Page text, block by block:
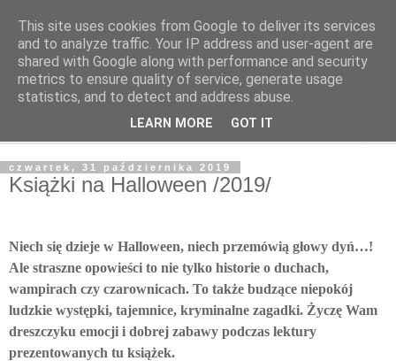
Poczytaj dziecku
BLOG O KSIĄŻKACH DLA DZIECI I MŁODZIEŻY
czwartek, 31 października 2019
Książki na Halloween /2019/
Niech się dzieje w Halloween, niech przemówią głowy dyń…!
Ale straszne opowieści to nie tylko historie o duchach,
wampirach czy czarownicach. To także budzące niepokój
ludzkie występki, tajemnice, kryminalne zagadki. Życzę Wam
dreszczyku emocji i dobrej zabawy podczas lektury
prezentowanych tu książek.
This site uses cookies from Google to deliver its services
and to analyze traffic. Your IP address and user-agent are
shared with Google along with performance and security
metrics to ensure quality of service, generate usage
statistics, and to detect and address abuse.
LEARN MORE GOT IT